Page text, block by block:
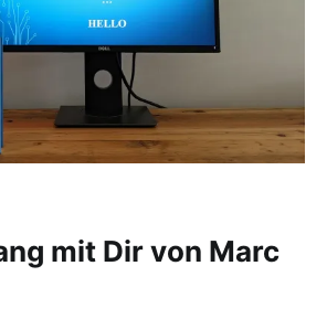
mit Dir von Marc